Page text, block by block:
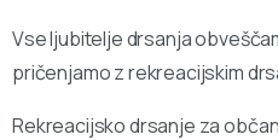
Vse ljubitelje drsanja
pričenjamo z rekreacijskim
Rekreacijsko drsanje za